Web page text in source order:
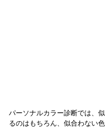
パーソナルカラー診断では、
るのはもちろん、似合わない